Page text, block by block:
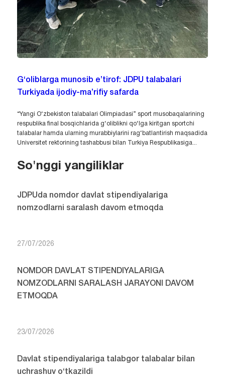
G‘oliblarga munosib e’tirof: JDPU talabalari
Turkiyada ijodiy-ma’rifiy safarda
“Yangi O‘zbekiston talabalari Olimpiadasi” sport musobaqalarining
respublika final bosqichlarida g‘oliblikni qo‘lga kiritgan sportchi
talabalar hamda ularning murabbiylarini rag‘batlantirish maqsadida
Universitet rektorining tashabbusi bilan Turkiya Respublikasiga...
So'nggi yangiliklar
JDPUda nomdor davlat stipendiyalariga
nomzodlarni saralash davom etmoqda
27/07/2026
NOMDOR DAVLAT STIPENDIYALARIGA
NOMZODLARNI SARALASH JARAYONI DAVOM
ETMOQDA
23/07/2026
Davlat stipendiyalariga talabgor talabalar bilan
uchrashuv o‘tkazildi